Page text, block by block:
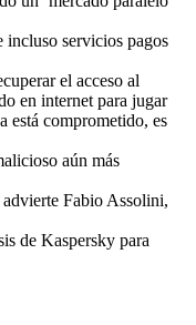
incluso servicios pagos
el acceso al
en internet para jugar
está comprometido, es
aún más
Fabio Assolini,
de Kaspersky para